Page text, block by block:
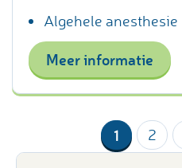
Algehele anesthesie
Meer informatie
1 2